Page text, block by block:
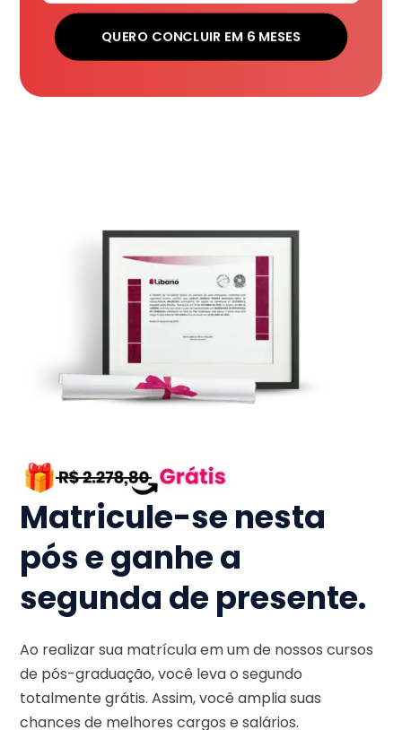
QUERO CONCLUIR EM 6 MESES
Matricule-se nesta
pós e ganhe a
segunda de presente.
Ao realizar sua matrícula em um de nossos cursos
de pós-graduação, você leva o segundo
totalmente grátis. Assim, você amplia suas
chances de melhores cargos e salários.